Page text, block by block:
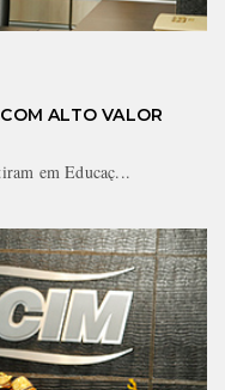
ALTO VALOR
em Educaç...